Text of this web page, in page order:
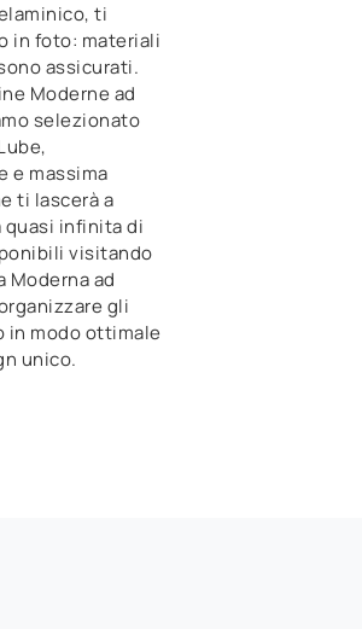
ti
in foto: materiali
assicurati.
Moderne ad
selezionato
e massima
ti lascerà a
quasi infinita di
visitando
Moderna ad
gli
in modo ottimale
unico.